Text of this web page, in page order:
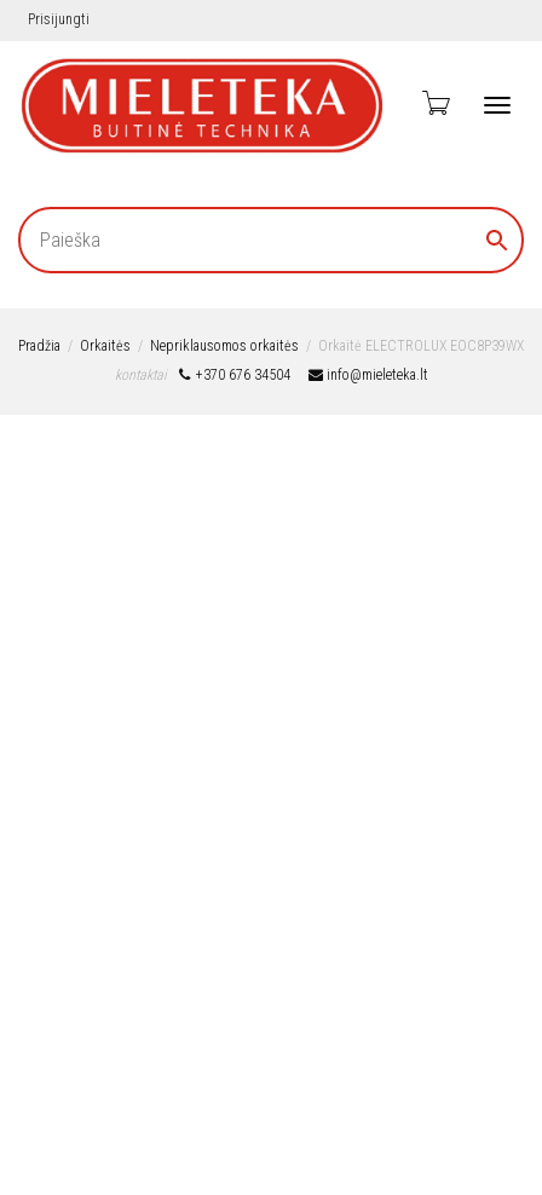
Prisijungti
Pradžia Orkaitės Nepriklausomos orkaitės
Orkaitė ELECTROLUX EOC8P39WX
kontaktai
+370 676 34504 info@mieleteka.lt